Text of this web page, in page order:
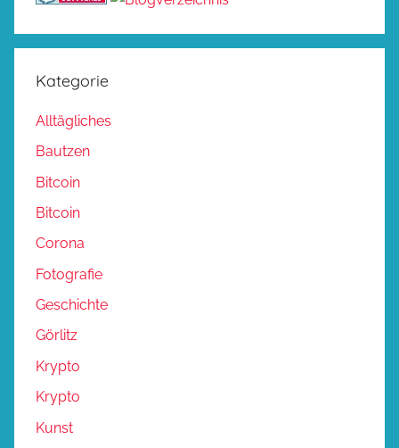
Kategorie
Alltägliches
Bautzen
Bitcoin
Bitcoin
Corona
Fotografie
Geschichte
Görlitz
Krypto
Krypto
Kunst